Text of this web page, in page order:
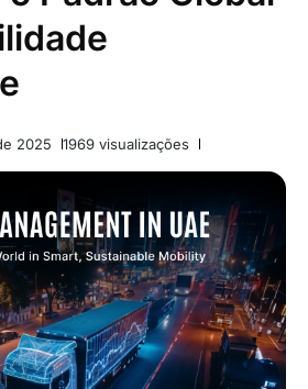
2025 1969 visualizações